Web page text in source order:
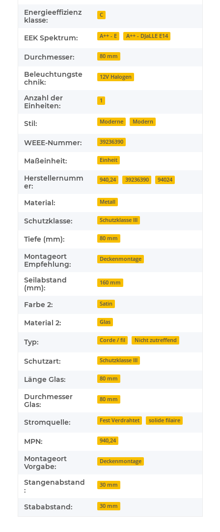
Energieeffizienz
klasse:
C
EEK Spektrum: A++ - E A++ - DJaLLE E14
Durchmesser: 80 mm
Beleuchtungste
chnik:
12V Halogen
Anzahl der
Einheiten:
1
Stil: Moderne Modern
WEEE-Nummer: 39236390
Maßeinheit: Einheit
Herstellernumm
er:
940,24 39236390 94024
Material: Metall
Schutzklasse: Schutzklasse III
Tiefe (mm): 80 mm
Montageort
Empfehlung:
Deckenmontage
Seilabstand
(mm):
160 mm
Farbe 2: Satin
Material 2: Glas
Typ: Corde / fil Nicht zutreffend
Schutzart: Schutzklasse III
Länge Glas: 80 mm
Durchmesser
Glas:
80 mm
Stromquelle: Fest Verdrahtet solide filaire
MPN: 940,24
Montageort
Vorgabe:
Deckenmontage
Stangenabstand
:
30 mm
Stababstand: 30 mm